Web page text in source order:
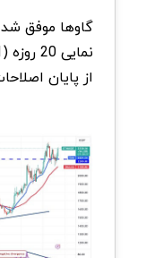
گاوها موفق
از پایان